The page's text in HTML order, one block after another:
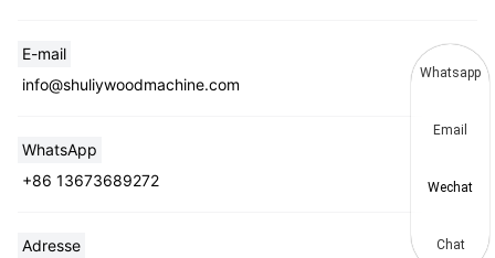
E-mail
info@shuliywoodmachine.com
WhatsApp
+86 13673689272
Adresse
Whatsapp
Email
Wechat
Chat